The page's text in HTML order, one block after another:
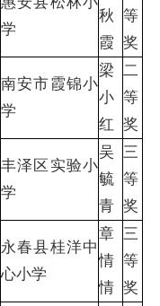
学
秋
霞
等
奖
南安市霞锦小
学
梁
小
红
二
等
奖
丰泽区实验小
学
吴
毓
青
三
等
奖
永春县桂洋中
心小学
章
情
情
三
等
奖